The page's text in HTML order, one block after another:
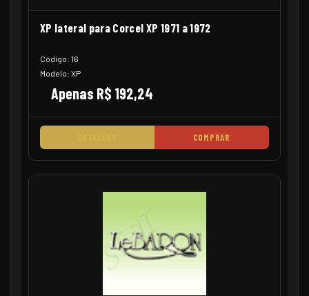
XP lateral para Corcel XP 1971 a 1972
Código: 16
Modelo: XP
Apenas R$ 192,24
COMPRAR